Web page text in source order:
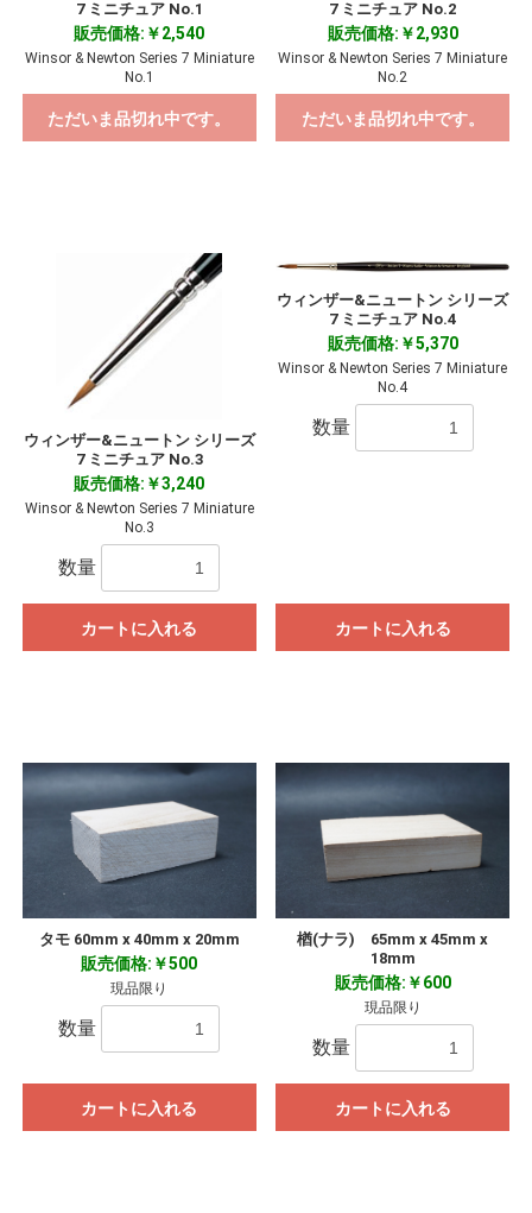
7 ミニチュア No.1
販売価格:￥2,540
Winsor & Newton Series 7 Miniature
No.1
ただいま品切れ中です。
7 ミニチュア No.2
販売価格:￥2,930
Winsor & Newton Series 7 Miniature
No.2
ただいま品切れ中です。
ウィンザー&ニュートン シリーズ
7 ミニチュア No.3
販売価格:￥3,240
Winsor & Newton Series 7 Miniature
No.3
数量
カートに入れる
ウィンザー&ニュートン シリーズ
7 ミニチュア No.4
販売価格:￥5,370
Winsor & Newton Series 7 Miniature
No.4
数量
カートに入れる
タモ 60mm x 40mm x 20mm
販売価格:￥500
現品限り
数量
カートに入れる
楢(ナラ) 65mm x 45mm x
18mm
販売価格:￥600
現品限り
数量
カートに入れる
お買い物を続ける カートへ進む